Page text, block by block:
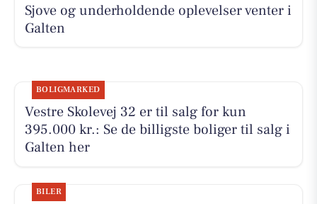
Sjove og underholdende oplevelser venter i
Galten
BOLIGMARKED
Vestre Skolevej 32 er til salg for kun
395.000 kr.: Se de billigste boliger til salg i
Galten her
BILER